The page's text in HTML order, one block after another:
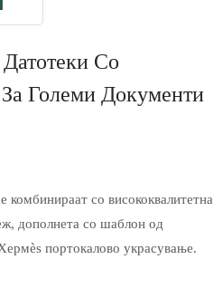
Со
Големи Документи
со висококвалитетна
дополнета со шаблон од
портокалово украсување.